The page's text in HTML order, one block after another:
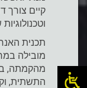
קיים צורך
תכנית
מובילה
התשתית,